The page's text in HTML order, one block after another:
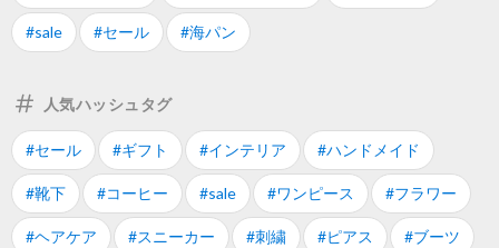
#sale #セール #海パン
人気ハッシュタグ
#セール #ギフト #インテリア #ハンドメイド
#靴下 #コーヒー #sale #ワンピース #フラワー
#ヘアケア #スニーカー #刺繍 #ピアス #ブーツ